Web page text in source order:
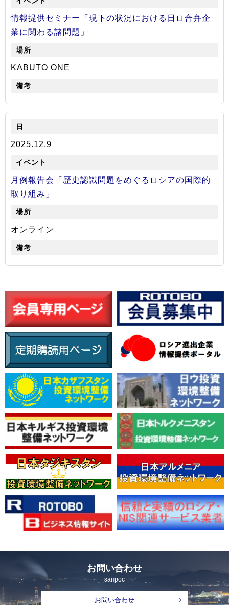
情報提供セミナー「現下の状況における日ロ合弁企
業に関わる諸問題」
KABUTO ONE
2025.12.9
月例報告会「歴史認識問題をめぐるロシアの国際的
取り組み」
オンライン
お問い合わせ
запрос
お問い合わせ